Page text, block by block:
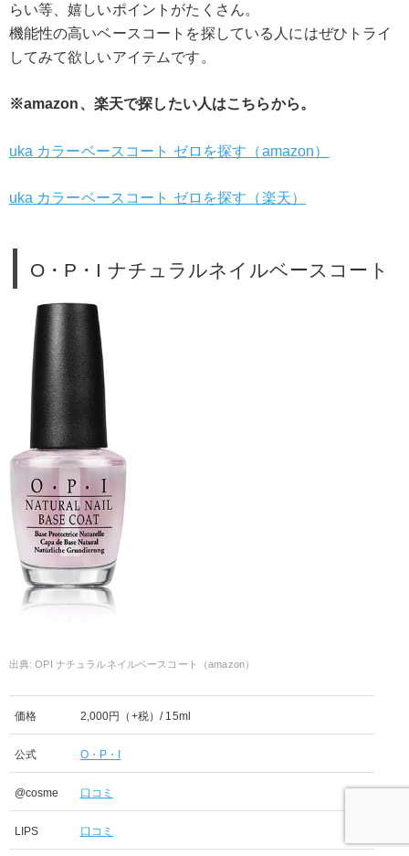
らい等、嬉しいポイントがたくさん。
機能性の高いベースコートを探している人にはぜひトライ
してみて欲しいアイテムです。
※amazon、楽天で探したい人はこちらから。
uka カラーベースコート ゼロを探す（amazon）
uka カラーベースコート ゼロを探す（楽天）
O・P・I ナチュラルネイルベースコート
OPI ナチュラルネイルベースコート（amazon）
価格 2,000円（+税）/ 15ml
公式 O・P・I
@cosme 口コミ
LIPS 口コミ